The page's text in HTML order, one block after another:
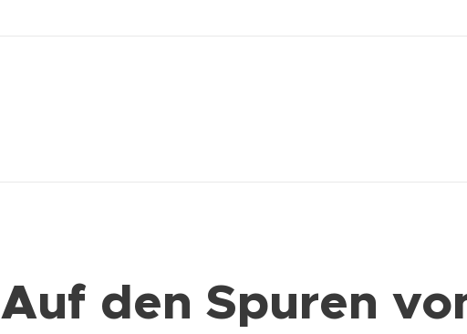
Auf den Spuren